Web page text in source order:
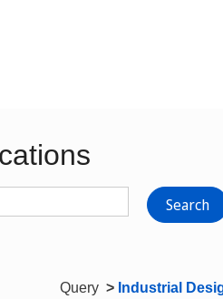
Search
Query > Industrial